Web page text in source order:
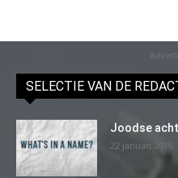
SELECTIE VAN DE
Joodse
22 januari 2016